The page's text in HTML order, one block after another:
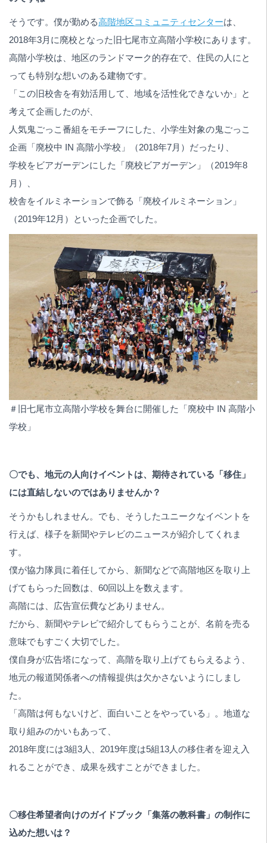
そうです。僕が勤める高階地区コミュニティセンターは、
2018年3月に廃校となった旧七尾市立高階小学校にあります。
高階小学校は、地区のランドマーク的存在で、住民の人にと
っても特別な想いのある建物です。
「この旧校舎を有効活用して、地域を活性化できないか」と
考えて企画したのが、
人気鬼ごっこ番組をモチーフにした、小学生対象の鬼ごっこ
企画「廃校中 IN 高階小学校」（2018年7月）だったり、
学校をビアガーデンにした「廃校ビアガーデン」（2019年8
月）、
校舎をイルミネーションで飾る「廃校イルミネーション」
（2019年12月）といった企画でした。
＃旧七尾市立高階小学校を舞台に開催した「廃校中 IN 高階小
学校」
〇でも、地元の人向けイベントは、期待されている「移住」
には直結しないのではありませんか？
そうかもしれません。でも、そうしたユニークなイベントを
行えば、様子を新聞やテレビのニュースが紹介してくれま
す。
僕が協力隊員に着任してから、新聞などで高階地区を取り上
げてもらった回数は、60回以上を数えます。
高階には、広告宣伝費などありません。
だから、新聞やテレビで紹介してもらうことが、名前を売る
意味でもすごく大切でした。
僕自身が広告塔になって、高階を取り上げてもらえるよう、
地元の報道関係者への情報提供は欠かさないようにしまし
た。
「高階は何もないけど、面白いことをやっている」。地道な
取り組みのかいもあって、
2018年度には3組3人、2019年度は5組13人の移住者を迎え入
れることができ、成果を残すことができました。
〇移住希望者向けのガイドブック「集落の教科書」の制作に
込めた想いは？